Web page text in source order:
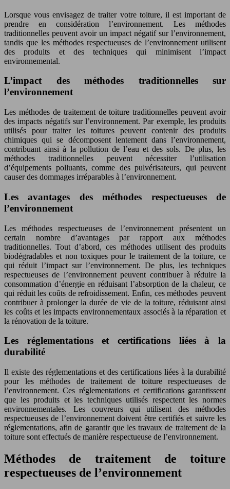
Lorsque vous envisagez de traiter votre toiture, il est important de
prendre en considération l’environnement. Les méthodes
traditionnelles peuvent avoir un impact négatif sur l’environnement,
tandis que les méthodes respectueuses de l’environnement utilisent
des produits et des techniques qui minimisent l’impact
environnemental.
L’impact des méthodes traditionnelles sur
l’environnement
Les méthodes de traitement de toiture traditionnelles peuvent avoir
des impacts négatifs sur l’environnement. Par exemple, les produits
utilisés pour traiter les toitures peuvent contenir des produits
chimiques qui se décomposent lentement dans l’environnement,
contribuant ainsi à la pollution de l’eau et des sols. De plus, les
méthodes traditionnelles peuvent nécessiter l’utilisation
d’équipements polluants, comme des pulvérisateurs, qui peuvent
causer des dommages irréparables à l’environnement.
Les avantages des méthodes respectueuses de
l’environnement
Les méthodes respectueuses de l’environnement présentent un
certain nombre d’avantages par rapport aux méthodes
traditionnelles. Tout d’abord, ces méthodes utilisent des produits
biodégradables et non toxiques pour le traitement de la toiture, ce
qui réduit l’impact sur l’environnement. De plus, les techniques
respectueuses de l’environnement peuvent contribuer à réduire la
consommation d’énergie en réduisant l’absorption de la chaleur, ce
qui réduit les coûts de refroidissement. Enfin, ces méthodes peuvent
contribuer à prolonger la durée de vie de la toiture, réduisant ainsi
les coûts et les impacts environnementaux associés à la réparation et
la rénovation de la toiture.
Les réglementations et certifications liées à la
durabilité
Il existe des réglementations et des certifications liées à la durabilité
pour les méthodes de traitement de toiture respectueuses de
l’environnement. Ces réglementations et certifications garantissent
que les produits et les techniques utilisés respectent les normes
environnementales. Les couvreurs qui utilisent des méthodes
respectueuses de l’environnement doivent être certifiés et suivre les
réglementations, afin de garantir que les travaux de traitement de la
toiture sont effectués de manière respectueuse de l’environnement.
Méthodes de traitement de toiture
respectueuses de l’environnement